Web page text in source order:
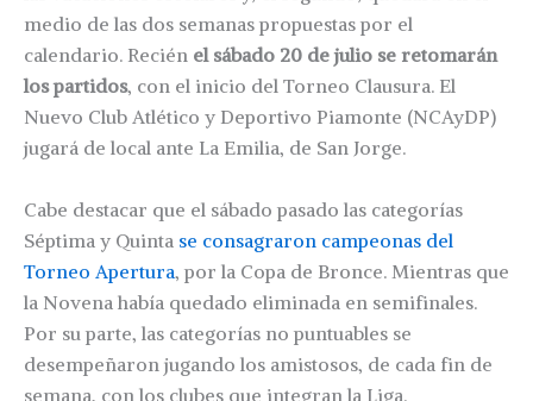
medio de las dos semanas propuestas por el
calendario. Recién el sábado 20 de julio se retomarán
los partidos, con el inicio del Torneo Clausura. El
Nuevo Club Atlético y Deportivo Piamonte (NCAyDP)
jugará de local ante La Emilia, de San Jorge.
Cabe destacar que el sábado pasado las categorías
Séptima y Quinta se consagraron campeonas del
Torneo Apertura, por la Copa de Bronce. Mientras que
la Novena había quedado eliminada en semifinales.
Por su parte, las categorías no puntuables se
desempeñaron jugando los amistosos, de cada fin de
semana, con los clubes que integran la Liga.